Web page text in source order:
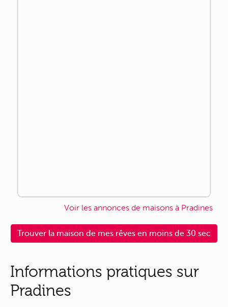
Voir les annonces de maisons à Pradines
Trouver la maison de mes rêves en moins de 30 sec
Informations pratiques sur
Pradines